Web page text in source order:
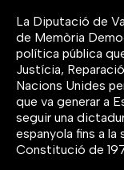
La Diputació de
de Memòria
política pública
Justícia,
Nacions Unides
que va generar a
seguir una
espanyola fins a la
Constitució de